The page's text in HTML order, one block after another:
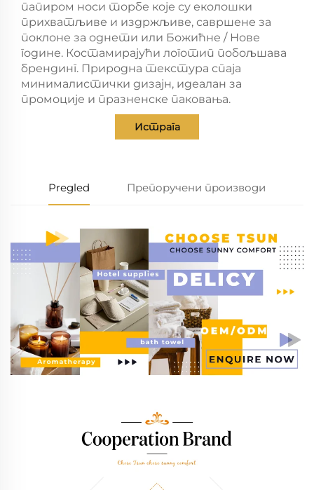
папиром носи торбе које су еколошки
прихватљиве и издржљиве, савршене за
поклоне за однети или Божићне / Нове
године. Костамирајући логотип побољшава
брендинг. Природна текстура спаја
минималистички дизајн, идеалан за
промоције и празненске паковања.
Истрага
Pregled Препоручени производи